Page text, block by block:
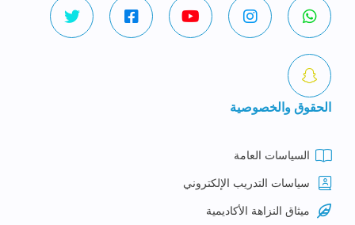
الحقوق والخصوصية
السياسات العامة
سياسات التدريب الإلكتروني
ميثاق النزاهة الأكاديمية